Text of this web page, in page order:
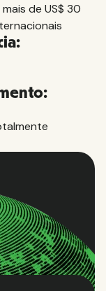
de US$ 30